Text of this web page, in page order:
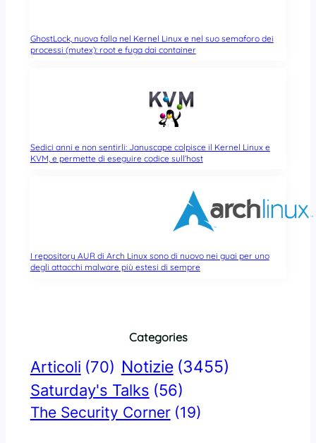
GhostLock, nuova falla nel Kernel Linux e nel suo semaforo dei
processi (mutex): root e fuga dai container
Sedici anni e non sentirli: Januscape colpisce il Kernel Linux e
KVM, e permette di eseguire codice sull’host
I repository AUR di Arch Linux sono di nuovo nei guai per uno
degli attacchi malware più estesi di sempre
Categories
Articoli (70) Notizie (3455)
Saturday's Talks (56)
The Security Corner (19)